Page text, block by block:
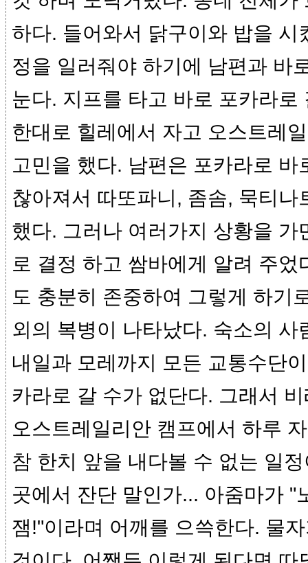
하다. 들어와서 닭구이와 밥을 시
정을 일러줘야 하기에 남편과 바
눈다. 지프를 타고 바로 포카라로
한대로 힐레에서 자고 오스트레
고민을 했다. 남편은 포카라로
찮아져서 따또파니, 좀솜, 묵티나
했다. 그러나 여러가지 상황을 가
로 결정 하고 쌈바에게 알려 주
도 충분히 존중하여 그렇게 하기
외의 복병이 나타났다. 숙소의 사
내일과 모레까지 모든 교통수단
카라로 갈 수가 없단다. 그래서
오스트레일리안 캠프에서 하루
참 한치 앞을 내다볼 수 없는 일
곳에서 잔단 말인가... 아줌마가 "
잼!"이라며 어깨를 으쓱한다. 물